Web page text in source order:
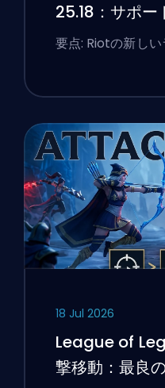
25.18：サポー
ィングのフラ
要点: Riotの新しい
18 Jul 2026
League of
撃移動：最良